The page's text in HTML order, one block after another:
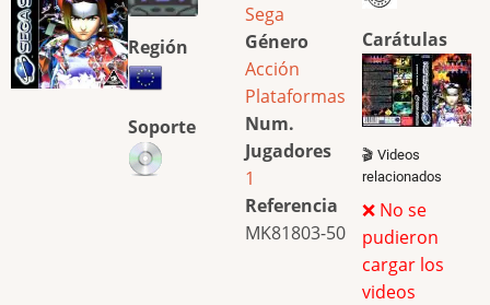
Región
Soporte
Sega
Género
Acción
Plataformas
Num.
Jugadores
1
Referencia
MK81803-50
Carátulas
🎬 Videos
relacionados
❌ No se
pudieron
cargar los
videos